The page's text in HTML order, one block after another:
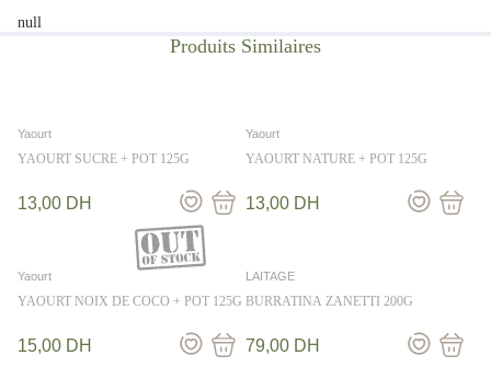
null
Yaourt
YAOURT SUCRE + POT 125G
13,00 DH
Yaourt
YAOURT NATURE + POT 125G
13,00 DH
Yaourt
YAOURT NOIX DE COCO + POT 125G
15,00 DH
LAITAGE
BURRATINA ZANETTI 200G
79,00 DH